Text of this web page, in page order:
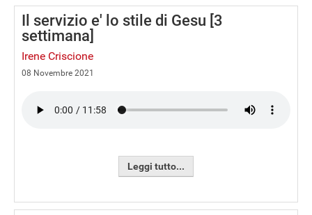
Il servizio e' lo stile di Gesu [3
settimana]
Irene Criscione
08 Novembre 2021
Leggi tutto...